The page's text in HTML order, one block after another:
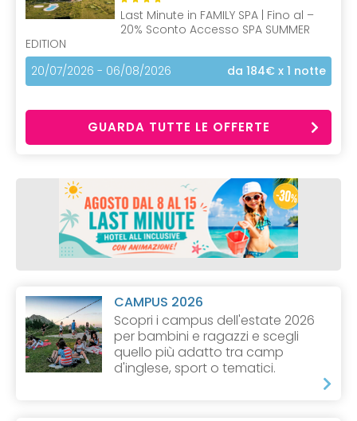
Last Minute in FAMILY SPA | Fino al –
20% Sconto Accesso SPA SUMMER
EDITION
20/07/2026 - 06/08/2026
da 184€ x 1 notte
GUARDA TUTTE LE OFFERTE
CAMPUS 2026
Scopri i campus dell'estate 2026
per bambini e ragazzi e scegli
quello più adatto tra camp
d'inglese, sport o tematici.